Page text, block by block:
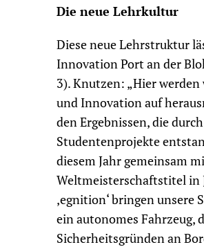
Die neue Lehrkultur
Diese neue Lehrstruktur
Innovation Port an der
3). Knutzen: „Hier
und Innovation auf
den Ergebnissen, die
Studentenprojekte
diesem Jahr gemeinsam
Weltmeisterschaftstitel in
‚egnition‘ bringen unsere
ein autonomes Fahrzeug,
Sicherheitsgründen an